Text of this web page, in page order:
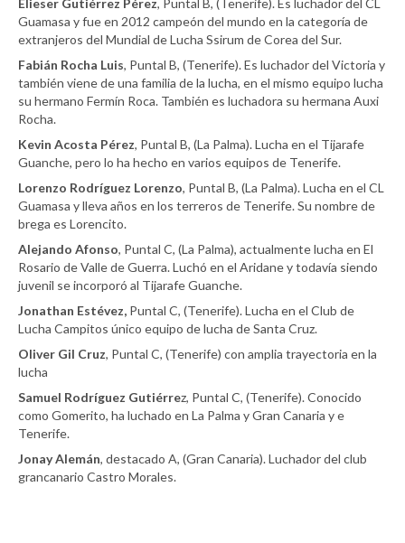
Elieser Gutiérrez Pérez, Puntal B, (Tenerife). Es luchador del CL
Guamasa y fue en 2012 campeón del mundo en la categoría de
extranjeros del Mundial de Lucha Ssirum de Corea del Sur.
Fabián Rocha Luis, Puntal B, (Tenerife). Es luchador del Victoria y
también viene de una familia de la lucha, en el mismo equipo lucha
su hermano Fermín Roca. También es luchadora su hermana Auxi
Rocha.
Kevin Acosta Pérez, Puntal B, (La Palma). Lucha en el Tijarafe
Guanche, pero lo ha hecho en varios equipos de Tenerife.
Lorenzo Rodríguez Lorenzo, Puntal B, (La Palma). Lucha en el CL
Guamasa y lleva años en los terreros de Tenerife. Su nombre de
brega es Lorencito.
Alejando Afonso, Puntal C, (La Palma), actualmente lucha en El
Rosario de Valle de Guerra. Luchó en el Aridane y todavía siendo
juvenil se incorporó al Tijarafe Guanche.
Jonathan Estévez, Puntal C, (Tenerife). Lucha en el Club de
Lucha Campitos único equipo de lucha de Santa Cruz.
Oliver Gil Cruz, Puntal C, (Tenerife) con amplia trayectoria en la
lucha
Samuel Rodríguez Gutiérrez, Puntal C, (Tenerife). Conocido
como Gomerito, ha luchado en La Palma y Gran Canaria y e
Tenerife.
Jonay Alemán, destacado A, (Gran Canaria). Luchador del club
grancanario Castro Morales.